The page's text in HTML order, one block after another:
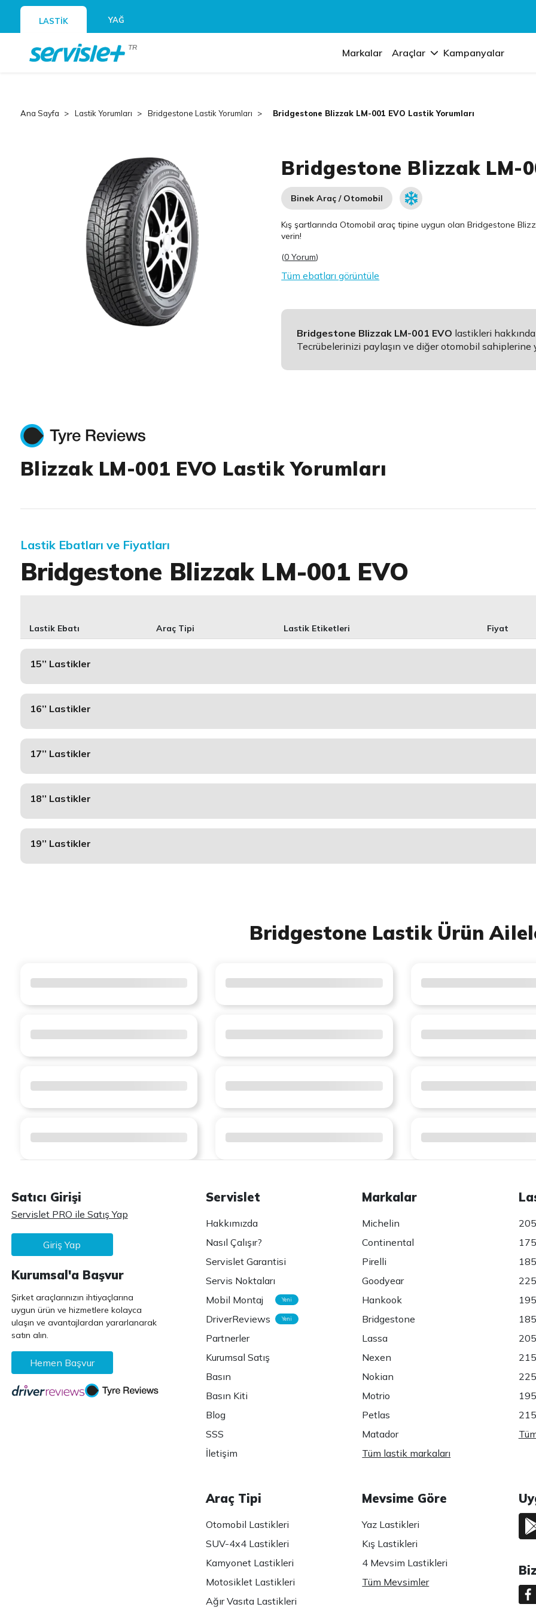
LASTİK YAĞ
TR Markalar Araçlar Kampanyalar
Ana Sayfa Lastik Yorumları Bridgestone Lastik Yorumları Bridgestone Blizzak LM-001 EVO Lastik Yorumları
Bridgestone Blizzak LM-
Binek Araç / Otomobil
Kış şartlarında Otomobil araç tipine uygun olanBridgestone
verin!
(0 Yorum)
Tüm ebatları görüntüle
Bridgestone Blizzak LM-001 EVO lastikleri
Tecrübelerinizi paylaşın ve diğer otomobil sahiplerine
Blizzak LM-001 EVO Lastik Yorumları
Lastik Ebatları ve Fiyatları
Bridgestone Blizzak LM-001 EVO
Lastik Ebatı Araç Tipi Lastik Etiketleri Fiyat
15’’ Lastikler
16’’ Lastikler
17’’ Lastikler
18’’ Lastikler
19’’ Lastikler
Bridgestone Lastik Ürün
Satıcı Girişi
Servislet PRO ile Satış Yap
Giriş Yap
Kurumsal'a Başvur
Şirket araçlarınızın ihtiyaçlarına
uygun ürün ve hizmetlere kolayca
ulaşın ve avantajlardan yararlanarak
satın alın.
Hemen Başvur
Servislet
Hakkımızda
Nasıl Çalışır?
Servislet Garantisi
Servis Noktaları
Mobil Montaj
Yeni
DriverReviews Yeni
Partnerler
Kurumsal Satış
Basın
Basın Kiti
Blog
SSS
İletişim
Markalar
Michelin
Continental
Pirelli
Goodyear
Hankook
Bridgestone
Lassa
Nexen
Nokian
Motrio
Petlas
Matador
Tüm lastik markaları
Araç Tipi
Otomobil Lastikleri
SUV-4x4 Lastikleri
Kamyonet Lastikleri
Motosiklet Lastikleri
Ağır Vasıta Lastikleri
Mevsime Göre
Yaz Lastikleri
Kış Lastikleri
4 Mevsim Lastikleri
Tüm Mevsimler